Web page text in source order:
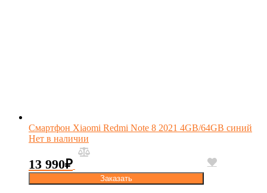
Смартфон Xiaomi Redmi Note 8 2021 4GB/64GB синий
Нет в наличии
13 990₽
Заказать